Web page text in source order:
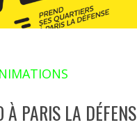
À PARIS LA